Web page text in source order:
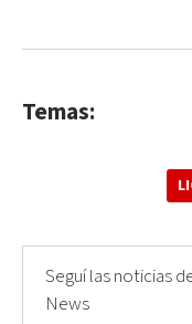
Temas:
Seguí las noticias
News